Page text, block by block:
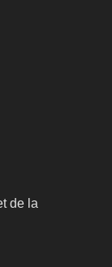
de la